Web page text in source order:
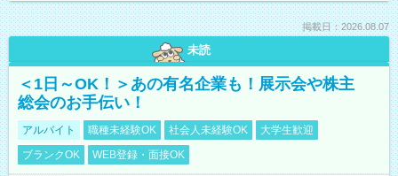
掲載日：2026.08.07
未読
＜1日～OK！＞あの有名企業も！展示会や株主
総会のお手伝い！
アルバイト 職種未経験OK 社会人未経験OK
大学生歓迎
ブランクOK
WEB登録・面接OK